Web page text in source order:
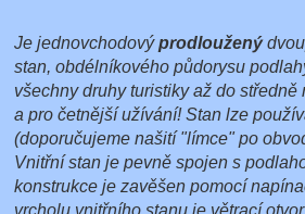
Je jednovchodovýprodloužený
stan, obdélníkového půdorysu
všechny druhy turistiky až do
a pro četnější užívání! Stan lze
(doporučujeme našití "límce" po
Vnitřní stan je pevně spojen s
konstrukce je zavěšen pomocí
vrcholu vnitřního stanu je větrací